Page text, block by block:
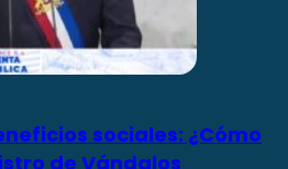
sociales: ¿Cómo
de Vándalos